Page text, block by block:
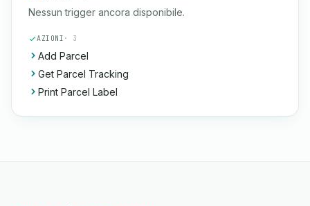
Nessun trigger ancora disponibile.
AZIONI · 3
Add Parcel
Get Parcel Tracking
Print Parcel Label